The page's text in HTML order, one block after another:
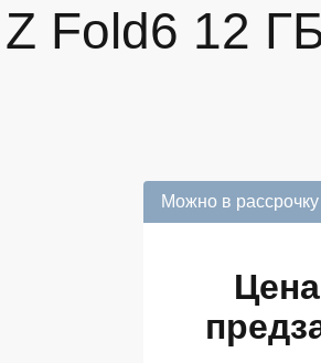
Fold6 12
Можно в рассрочку